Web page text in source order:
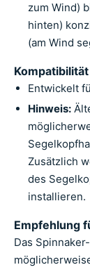
zum Wind)
hinten)
(am Wind
Entwickelt
Hinweis:
Zusätzlich
des
installieren.
Empfehlung
Das